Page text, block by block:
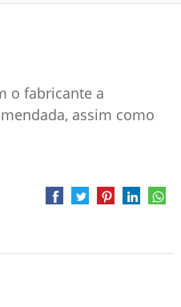
o fabricante a
assim como